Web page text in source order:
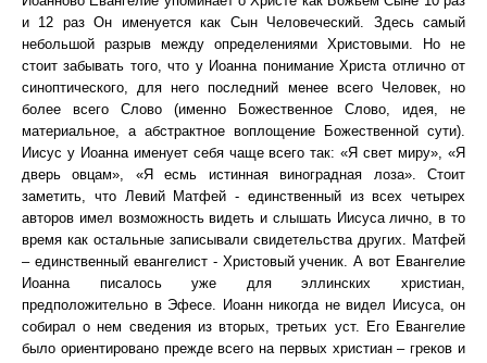
и 12 раз Он именуется как Сын Человеческий. Здесь самый
небольшой разрыв между определениями Христовыми. Но не
стоит забывать того, что у Иоанна понимание Христа отлично от
синоптического, для него последний менее всего Человек, но
более всего Слово (именно Божественное Слово, идея, не
материальное, а абстрактное воплощение Божественной сути).
Иисус у Иоанна именует себя чаще всего так: «Я свет миру», «Я
дверь овцам», «Я есмь истинная виноградная лоза». Стоит
заметить, что Левий Матфей - единственный из всех четырех
авторов имел возможность видеть и слышать Иисуса лично, в то
время как остальные записывали свидетельства других. Матфей
– единственный евангелист - Христовый ученик. А вот Евангелие
Иоанна писалось уже для эллинских христиан,
предположительно в Эфесе. Иоанн никогда не видел Иисуса, он
собирал о нем сведения из вторых, третьих уст. Его Евангелие
было ориентировано прежде всего на первых христиан – греков и